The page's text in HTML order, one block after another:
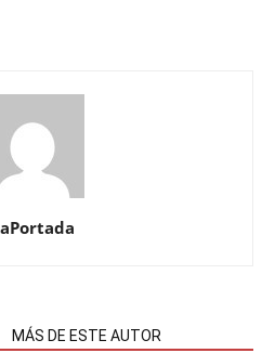
MÁS DE ESTE AUTOR